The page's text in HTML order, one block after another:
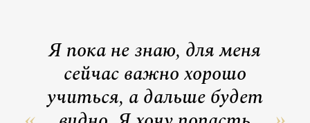
Я пока не знаю, для меня
сейчас важно хорошо
учиться, а дальше будет